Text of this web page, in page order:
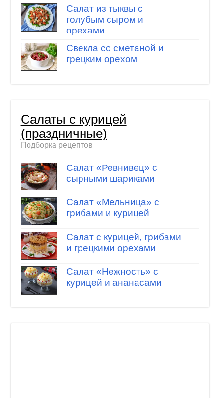
Салат из тыквы с
голубым сыром и
орехами
Свекла со сметаной и
грецким орехом
Салаты с курицей
(праздничные)
Подборка рецептов
Салат «Ревнивец» с
сырными шариками
Салат «Мельница» с
грибами и курицей
Салат с курицей, грибами
и грецкими орехами
Салат «Нежность» с
курицей и ананасами